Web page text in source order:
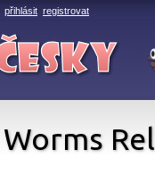
přihlásit registrovat
Worms